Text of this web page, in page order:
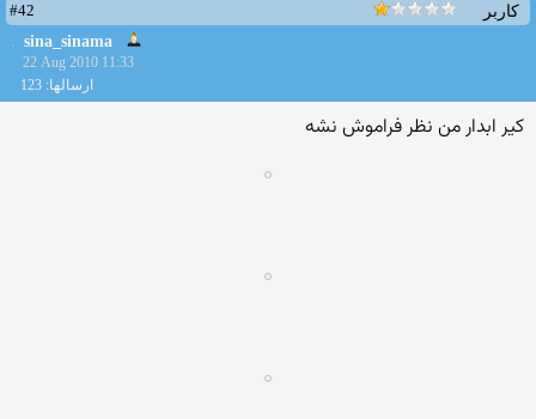
کاربر
#42
sina_sinama
22 Aug 2010 11:33
ارسالها: 123
كیر ابدار من نظر فراموش نشه